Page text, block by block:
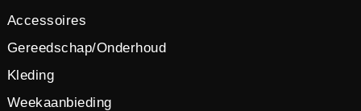
Accessoires
Gereedschap/Onderhoud
Kleding
Weekaanbieding